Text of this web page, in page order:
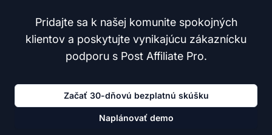
Pridajte sa k našej komunite spokojných
klientov a poskytujte vynikajúcu zákaznícku
podporu s Post Affiliate Pro.
Začať 30-dňovú bezplatnú skúšku
Naplánovať demo